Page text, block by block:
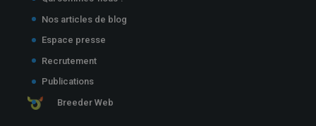
Nos articles de blog
Espace presse
Recrutement
Publications
Breeder Web